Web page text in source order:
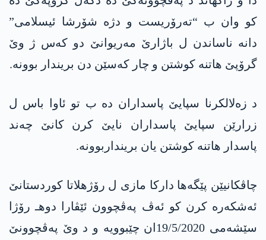
کو وان ب “تەرۆریست و دژە شۆرشا ئیسلامی”
دانە ناساندن ل باژارێ مەریوانێ دو کەس ژ وێ
گرۆپێ هاتنە کوشتن و چار کەسێن دن بریندار بوونە.
د زەلالکرنا سپایێ پاسداران دە ب تو ئاوا باس ل
زرارێن سپایێ پاسداران نایێ کرن کانێ چەند
پاسدار هاتنە کوشتن یان برینداربوونە.
چاڤكانیێن پێگه‌ها داركا مازی ل رۆژهلاتا كوردستانێ
ئه‌شكه‌ره‌ كرن كو ئه‌ڤ په‌ڤچوون ئێڤارا دوهـ رۆژا
سێشه‌می 19/5/2020ان چێبوویه‌ و د وێ په‌ڤچوونێ